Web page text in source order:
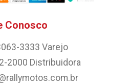
Conosco
3333 Varejo
2000 Distribuidora